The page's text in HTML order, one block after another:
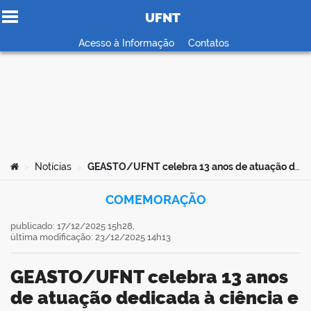
Ir para o conteúdo
UFNT
Acesso à Informação Contatos
Você está aqui:
Notícias GEASTO/UFNT celebra 13 anos de atuação dedicada à ciência e à conservação da fauna silvestre
COMEMORAÇÃO
GEASTO/UFNT celebra 13 anos
de atuação dedicada à ciência e
publicado: 17/12/2025 15h28,
última modificação: 23/12/2025 14h13